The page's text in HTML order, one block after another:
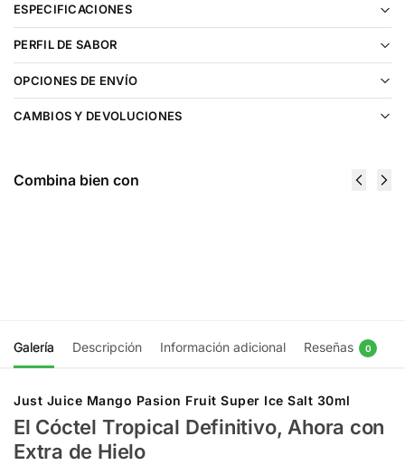
ESPECIFICACIONES
PERFIL DE SABOR
OPCIONES DE ENVÍO
CAMBIOS Y DEVOLUCIONES
Combina bien con
Galería Descripción Información adicional Reseñas 0
Just Juice Mango Pasion Fruit Super Ice Salt 30ml
El Cóctel Tropical Definitivo, Ahora con
Extra de Hielo